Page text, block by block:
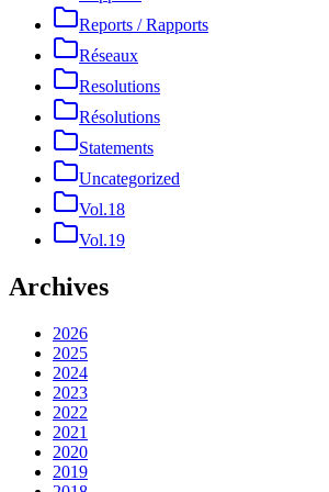
Reports / Rapports
Réseaux
Resolutions
Résolutions
Statements
Uncategorized
Vol.18
Vol.19
Archives
2026
2025
2024
2023
2022
2021
2020
2019